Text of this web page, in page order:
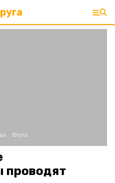
Фото:
проводят